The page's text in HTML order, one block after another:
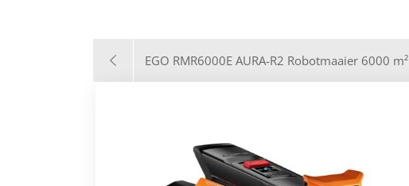
EGO RMR6000E AURA-R2 Robotmaaier 6000 m²